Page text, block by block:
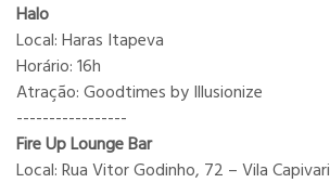
Halo
Local: Haras Itapeva
Horário: 16h
Atração: Goodtimes by Illusionize
-----------------
Fire Up Lounge Bar
Local: Rua Vitor Godinho, 72 – Vila Capivari